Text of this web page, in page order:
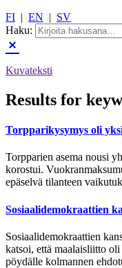
FI | EN | SV
Haku:
Kuvateksti
Results for
Torpparikysymys oli
Torpparien asema nousi
korostui.
epäselvä tilanteen
Sosiaalidemokraattien
Sosiaalidemokraattien
katsoi, että maalaisliitto
pöydälle kolmannen